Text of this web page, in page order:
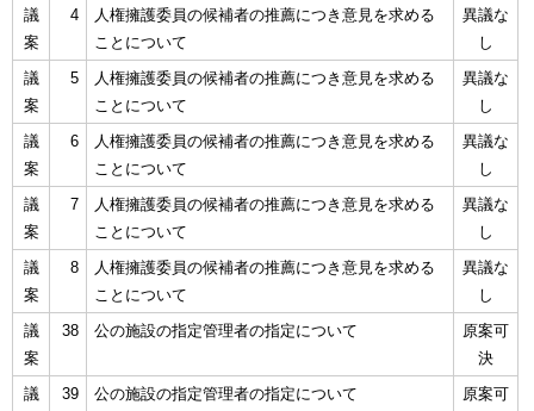
議
案
4
人権擁護委員の候補者の推薦につき意見を求める
ことについて
異議な
し
議
案
5
人権擁護委員の候補者の推薦につき意見を求める
ことについて
異議な
し
議
案
6
人権擁護委員の候補者の推薦につき意見を求める
ことについて
異議な
し
議
案
7
人権擁護委員の候補者の推薦につき意見を求める
ことについて
異議な
し
議
案
8
人権擁護委員の候補者の推薦につき意見を求める
ことについて
異議な
し
議
案
38 公の施設の指定管理者の指定について
原案可
決
議
39 公の施設の指定管理者の指定について
原案可